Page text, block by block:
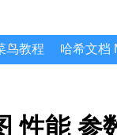
鸟教程 哈希文档
性能 参